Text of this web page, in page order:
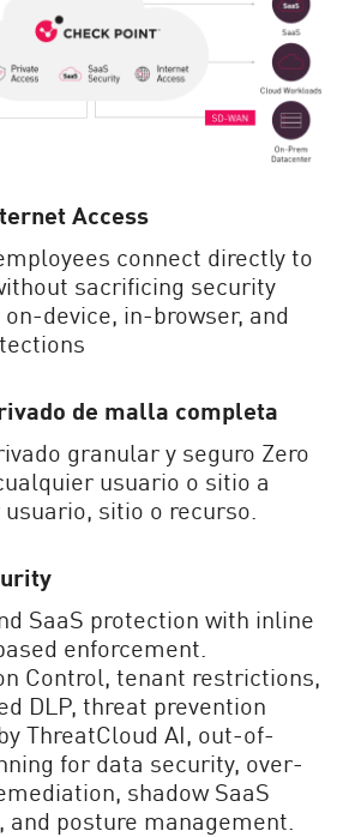
Access
connect directly to
sacrificing security
device, in-browser, and
de malla completa
granular y seguro Zero
usuario o sitio a
sitio o recurso.
SaaS protection with inline
enforcement.
Control, tenant restrictions,
DLP, threat prevention
ThreatCloud AI, out-of-
for data security, over-
shadow SaaS
and posture management.